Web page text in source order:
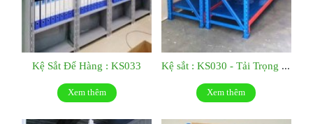
Kệ Sắt Để Hàng : KS033
Xem thêm Xem thêm